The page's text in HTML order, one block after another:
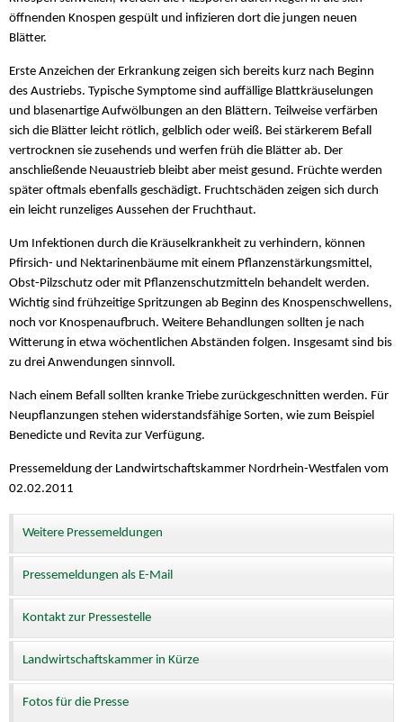
öffnenden Knospen gespült und infizieren dort die jungen neuen
Blätter.
Erste Anzeichen der Erkrankung zeigen sich bereits kurz nach Beginn
des Austriebs. Typische Symptome sind auffällige Blattkräuselungen
und blasenartige Aufwölbungen an den Blättern. Teilweise verfärben
sich die Blätter leicht rötlich, gelblich oder weiß. Bei stärkerem Befall
vertrocknen sie zusehends und werfen früh die Blätter ab. Der
anschließende Neuaustrieb bleibt aber meist gesund. Früchte werden
später oftmals ebenfalls geschädigt. Fruchtschäden zeigen sich durch
ein leicht runzeliges Aussehen der Fruchthaut.
Um Infektionen durch die Kräuselkrankheit zu verhindern, können
Pfirsich- und Nektarinenbäume mit einem Pflanzenstärkungsmittel,
Obst-Pilzschutz oder mit Pflanzenschutzmitteln behandelt werden.
Wichtig sind frühzeitige Spritzungen ab Beginn des Knospenschwellens,
noch vor Knospenaufbruch. Weitere Behandlungen sollten je nach
Witterung in etwa wöchentlichen Abständen folgen. Insgesamt sind bis
zu drei Anwendungen sinnvoll.
Nach einem Befall sollten kranke Triebe zurückgeschnitten werden. Für
Neupflanzungen stehen widerstandsfähige Sorten, wie zum Beispiel
Benedicte und Revita zur Verfügung.
Pressemeldung der Landwirtschaftskammer Nordrhein-Westfalen vom
02.02.2011
Weitere Pressemeldungen
Pressemeldungen als E-Mail
Kontakt zur Pressestelle
Landwirtschaftskammer in Kürze
Fotos für die Presse